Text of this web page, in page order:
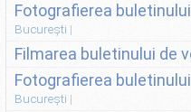
Fotografierea
București
Filmarea buletinului de
Fotografierea
București